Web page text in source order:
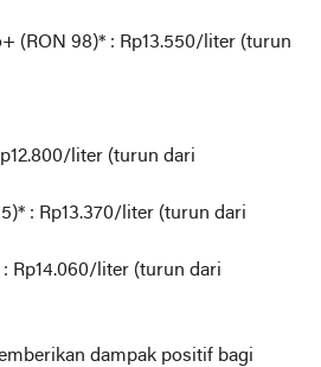
(RON 98)* : Rp13.550/liter (turun
liter (turun dari
: Rp13.370/liter (turun dari
Rp14.060/liter (turun dari
dampak positif bagi